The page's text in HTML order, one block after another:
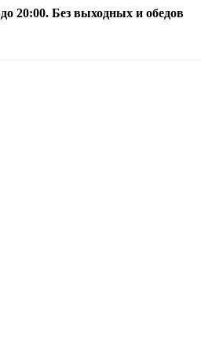
20:00. Без выходных и обедов